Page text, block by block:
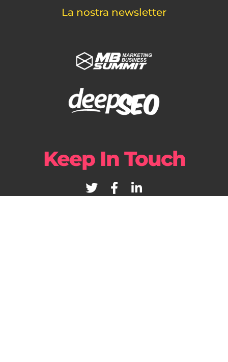
La nostra newsletter
Keep In Touch